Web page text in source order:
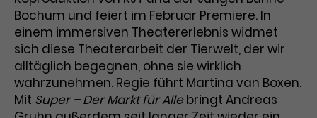
Bochum und feiert im Februar Premiere. In
einem immersiven Theatererlebnis widmet
sich diese Theaterarbeit der Tierwelt, der wir
alltäglich begegnen, ohne sie wirklich
wahrzunehmen. Regie führt Martina van Boxen.
Mit Super – Der Markt für Allebringt Andreas